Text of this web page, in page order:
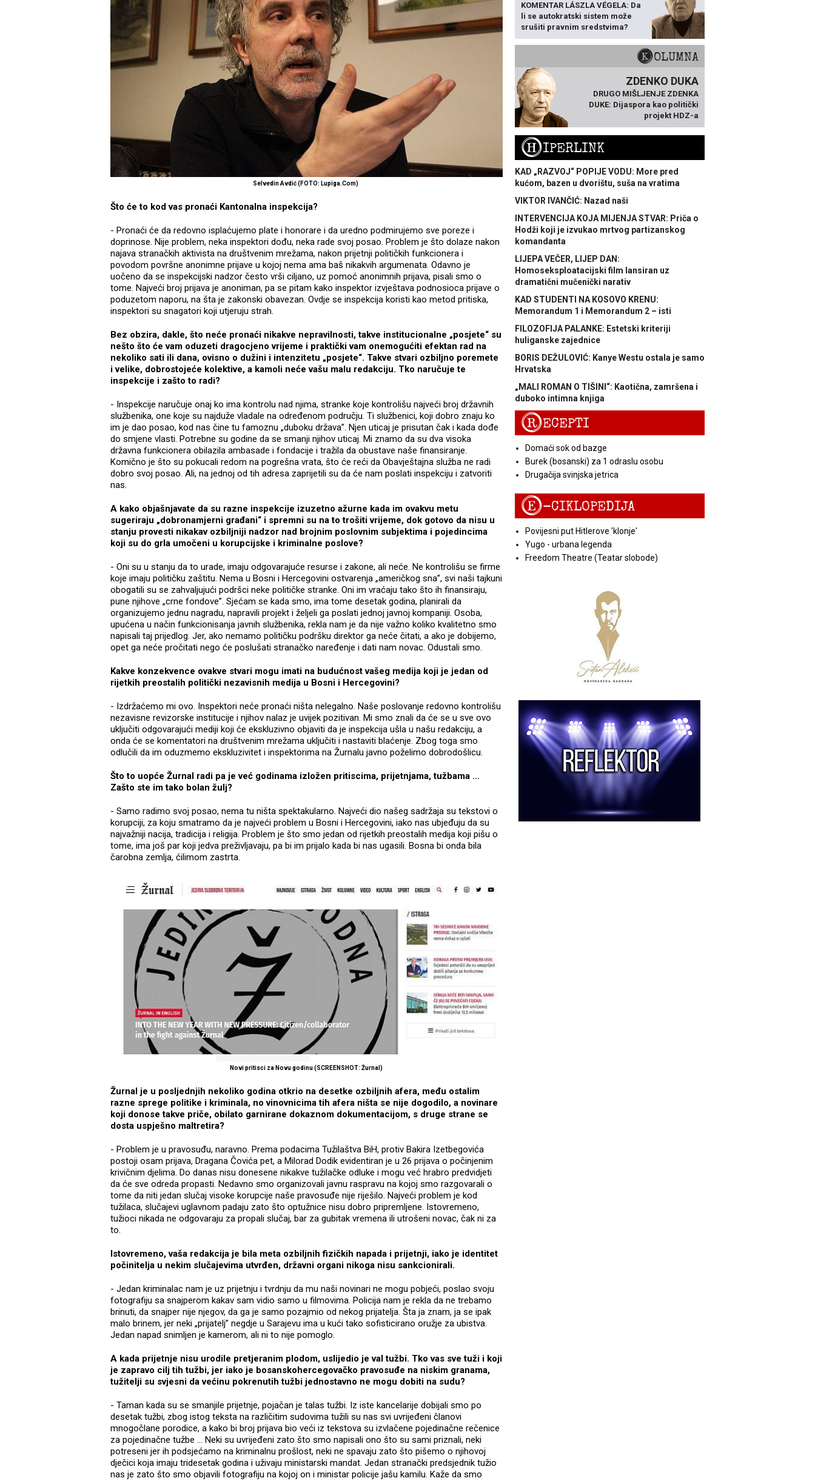
Selvedin Avdić (FOTO: Lupiga.Com)
Što će to kod vas pronaći Kantonalna inspekcija?
- Pronaći će da redovno isplaćujemo plate i honorare i da uredno podmirujemo sve poreze i
doprinose. Nije problem, neka inspektori dođu, neka rade svoj posao. Problem je što dolaze nakon
najava stranačkih aktivista na društvenim mrežama, nakon prijetnji političkih funkcionera i
povodom površne anonimne prijave u kojoj nema ama baš nikakvih argumenata. Odavno je
uočeno da se inspekcijski nadzor često vrši ciljano, uz pomoć anonimnih prijava, pisali smo o
tome. Najveći broj prijava je anoniman, pa se pitam kako inspektor izvještava podnosioca prijave o
poduzetom naporu, na šta je zakonski obavezan. Ovdje se inspekcija koristi kao metod pritiska,
inspektori su snagatori koji utjeruju strah.
Bez obzira, dakle, što neće pronaći nikakve nepravilnosti, takve institucionalne „posjete“ su
nešto što će vam oduzeti dragocjeno vrijeme i praktički vam onemogućiti efektan rad na
nekoliko sati ili dana, ovisno o dužini i intenzitetu „posjete“. Takve stvari ozbiljno poremete
i velike, dobrostojeće kolektive, a kamoli neće vašu malu redakciju. Tko naručuje te
inspekcije i zašto to radi?
- Inspekcije naručuje onaj ko ima kontrolu nad njima, stranke koje kontrolišu najveći broj državnih
službenika, one koje su najduže vladale na određenom području. Ti službenici, koji dobro znaju ko
im je dao posao, kod nas čine tu famoznu „duboku država”. Njen uticaj je prisutan čak i kada dođe
do smjene vlasti. Potrebne su godine da se smanji njihov uticaj. Mi znamo da su dva visoka
državna funkcionera obilazila ambasade i fondacije i tražila da obustave naše finansiranje.
Komično je što su pokucali redom na pogrešna vrata, što će reći da Obavještajna služba ne radi
dobro svoj posao. Ali, na jednoj od tih adresa zaprijetili su da će nam poslati inspekciju i zatvoriti
nas.
A kako objašnjavate da su razne inspekcije izuzetno ažurne kada im ovakvu metu
sugeriraju „dobronamjerni građani“ i spremni su na to trošiti vrijeme, dok gotovo da nisu u
stanju provesti nikakav ozbiljniji nadzor nad brojnim poslovnim subjektima i pojedincima
koji su do grla umočeni u korupcijske i kriminalne poslove?
- Oni su u stanju da to urade, imaju odgovarajuće resurse i zakone, ali neće. Ne kontrolišu se firme
koje imaju političku zaštitu. Nema u Bosni i Hercegovini ostvarenja „američkog sna”, svi naši tajkuni
obogatili su se zahvaljujući podršci neke političke stranke. Oni im vraćaju tako što ih finansiraju,
pune njihove „crne fondove”. Sjećam se kada smo, ima tome desetak godina, planirali da
organizujemo jednu nagradu, napravili projekt i željeli ga poslati jednoj javnoj kompaniji. Osoba,
upućena u način funkcionisanja javnih službenika, rekla nam je da nije važno koliko kvalitetno smo
napisali taj prijedlog. Jer, ako nemamo političku podršku direktor ga neće čitati, a ako je dobijemo,
opet ga neće pročitati nego će poslušati stranačko naređenje i dati nam novac. Odustali smo.
Kakve konzekvence ovakve stvari mogu imati na budućnost vašeg medija koji je jedan od
rijetkih preostalih politički nezavisnih medija u Bosni i Hercegovini?
- Izdržaćemo mi ovo. Inspektori neće pronaći ništa nelegalno. Naše poslovanje redovno kontrolišu
nezavisne revizorske institucije i njihov nalaz je uvijek pozitivan. Mi smo znali da će se u sve ovo
uključiti odgovarajući mediji koji će ekskluzivno objaviti da je inspekcija ušla u našu redakciju, a
onda će se komentatori na društvenim mrežama uključiti i nastaviti blaćenje. Zbog toga smo
odlučili da im oduzmemo ekskluzivitet i inspektorima na Žurnalu javno poželimo dobrodošlicu.
Što to uopće Žurnal radi pa je već godinama izložen pritiscima, prijetnjama, tužbama …
Zašto ste im tako bolan žulj?
- Samo radimo svoj posao, nema tu ništa spektakularno. Najveći dio našeg sadržaja su tekstovi o
korupciji, za koju smatramo da je najveći problem u Bosni i Hercegovini, iako nas ubjeđuju da su
najvažniji nacija, tradicija i religija. Problem je što smo jedan od rijetkih preostalih medija koji pišu o
tome, ima još par koji jedva preživljavaju, pa bi im prijalo kada bi nas ugasili. Bosna bi onda bila
čarobna zemlja, ćilimom zastrta.
Novi pritisci za Novu godinu (SCREENSHOT: Žurnal)
Žurnal je u posljednjih nekoliko godina otkrio na desetke ozbiljnih afera, među ostalim
razne sprege politike i kriminala, no vinovnicima tih afera ništa se nije dogodilo, a novinare
koji donose takve priče, obilato garnirane dokaznom dokumentacijom, s druge strane se
dosta uspješno maltretira?
- Problem je u pravosuđu, naravno. Prema podacima Tužilaštva BiH, protiv Bakira Izetbegovića
postoji osam prijava, Dragana Čovića pet, a Milorad Dodik evidentiran je u 26 prijava o počinjenim
krivičnim djelima. Do danas nisu donesene nikakve tužilačke odluke i mogu već hrabro predvidjeti
da će sve odreda propasti. Nedavno smo organizovali javnu raspravu na kojoj smo razgovarali o
tome da niti jedan slučaj visoke korupcije naše pravosuđe nije riješilo. Najveći problem je kod
tužilaca, slučajevi uglavnom padaju zato što optužnice nisu dobro pripremljene. Istovremeno,
tužioci nikada ne odgovaraju za propali slučaj, bar za gubitak vremena ili utrošeni novac, čak ni za
to.
Istovremeno, vaša redakcija je bila meta ozbiljnih fizičkih napada i prijetnji, iako je identitet
počinitelja u nekim slučajevima utvrđen, državni organi nikoga nisu sankcionirali.
- Jedan kriminalac nam je uz prijetnju i tvrdnju da mu naši novinari ne mogu pobjeći, poslao svoju
fotografiju sa snajperom kakav sam vidio samo u filmovima. Policija nam je rekla da ne trebamo
brinuti, da snajper nije njegov, da ga je samo pozajmio od nekog prijatelja. Šta ja znam, ja se ipak
malo brinem, jer neki „prijatelj” negdje u Sarajevu ima u kući tako sofisticirano oružje za ubistva.
Jedan napad snimljen je kamerom, ali ni to nije pomoglo.
A kada prijetnje nisu urodile pretjeranim plodom, uslijedio je val tužbi. Tko vas sve tuži i koji
je zapravo cilj tih tužbi, jer iako je bosanskohercegovačko pravosuđe na niskim granama,
tužitelji su svjesni da većinu pokrenutih tužbi jednostavno ne mogu dobiti na sudu?
- Taman kada su se smanjile prijetnje, pojačan je talas tužbi. Iz iste kancelarije dobijali smo po
desetak tužbi, zbog istog teksta na različitim sudovima tužili su nas svi uvrijeđeni članovi
mnogočlane porodice, a kako bi broj prijava bio veći iz tekstova su izvlačene pojedinačne rečenice
za pojedinačne tužbe … Neki su uvrijeđeni zato što smo napisali ono što su sami priznali, neki
potreseni jer ih podsjećamo na kriminalnu prošlost, neki ne spavaju zato što pišemo o njihovoj
dječici koja imaju tridesetak godina i uživaju ministarski mandat. Jedan stranački predsjednik tužio
nas je zato što smo objavili fotografiju na kojoj on i ministar policije jašu kamilu. Kaže da smo
KOMENTAR LÁSZLA VÉGELA: Da
li se autokratski sistem može
srušiti pravnim sredstvima?
KOLUMNA
ZDENKO DUKA
DRUGO MIŠLJENJE ZDENKA
DUKE: Dijaspora kao politički
projekt HDZ-a
HIPERLINK
KAD „RAZVOJ“ POPIJE VODU: More pred
kućom, bazen u dvorištu, suša na vratima
VIKTOR IVANČIĆ: Nazad naši
INTERVENCIJA KOJA MIJENJA STVAR: Priča o
Hodži koji je izvukao mrtvog partizanskog
komandanta
LIJEPA VEČER, LIJEP DAN:
Homoseksploatacijski film lansiran uz
dramatični mučenički narativ
KAD STUDENTI NA KOSOVO KRENU:
Memorandum 1 i Memorandum 2 – isti
FILOZOFIJA PALANKE: Estetski kriteriji
huliganske zajednice
BORIS DEŽULOVIĆ: Kanye Westu ostala je samo
Hrvatska
„MALI ROMAN O TIŠINI“: Kaotična, zamršena i
duboko intimna knjiga
RECEPTI
Domaći sok od bazge
Burek (bosanski) za 1 odraslu osobu
Drugačija svinjska jetrica
E-CIKLOPEDIJA
Povijesni put Hitlerove 'klonje'
Yugo - urbana legenda
Freedom Theatre (Teatar slobode)